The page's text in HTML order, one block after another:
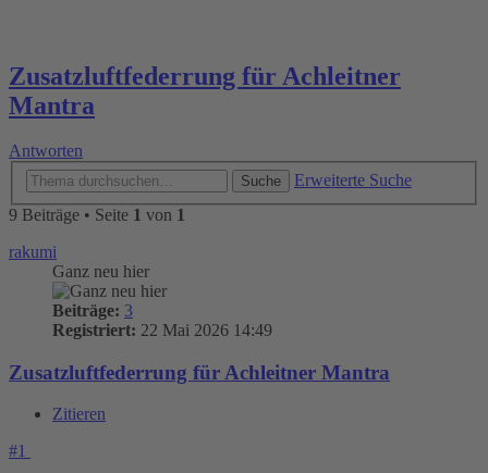
Zusatzluftfederrung für Achleitner
Mantra
Antworten
Suche
Erweiterte Suche
9 Beiträge • Seite 1 von 1
rakumi
Ganz neu hier
Beiträge: 3
Registriert: 22 Mai 2026 14:49
Zusatzluftfederrung für Achleitner Mantra
Zitieren
#1